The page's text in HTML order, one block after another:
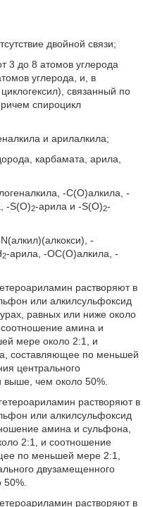
двойной связи;
3 до 8 атомов углерода
углерода, и, в
связанный по
спироцикл
и арилалкила;
карбамата, арила,
-C(O)алкила, -
-S(O)2-арила и -S(O)2-
-
2-арила, -OC(O)алкила, -
растворяют в
или алкилсульфоксид
равных или ниже около
амина и
мере около 2:1, и
составляющее по меньшей
центрального
чем около 50%.
растворяют в
или алкилсульфоксид
амина и сульфона,
2:1, и соотношение
по меньшей мере 2:1,
двузамещенного
растворяют в